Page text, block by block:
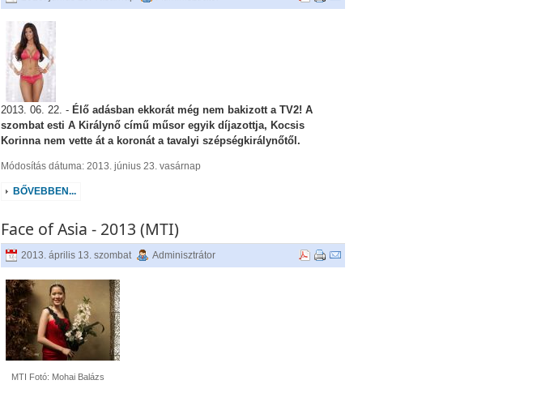
2013. 06. 22. - Élő adásban ekkorát még nem bakizott a TV2! A
szombat esti A Királynő című műsor egyik díjazottja, Kocsis
Korinna nem vette át a koronát a tavalyi szépségkirálynőtől.
Módosítás dátuma: 2013. június 23. vasárnap
BŐVEBBEN...
Face of Asia - 2013 (MTI)
2013. április 13. szombat Adminisztrátor
MTI Fotó: Mohai Balázs